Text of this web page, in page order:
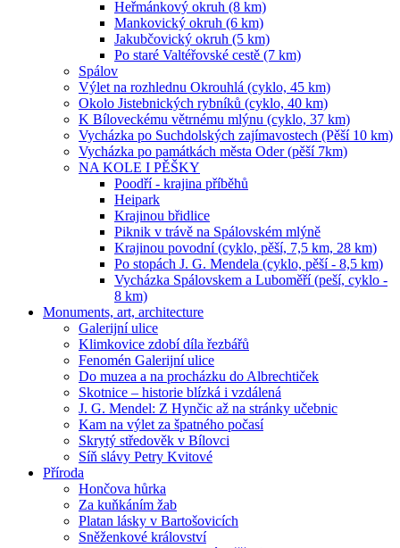
Heřmánkový okruh (8 km)
Mankovický okruh (6 km)
Jakubčovický okruh (5 km)
Po staré Valtéřovské cestě (7 km)
Spálov
Výlet na rozhlednu Okrouhlá (cyklo, 45 km)
Okolo Jistebnických rybníků (cyklo, 40 km)
K Bíloveckému větrnému mlýnu (cyklo, 37 km)
Vycházka po Suchdolských zajímavostech (Pěší 10 km)
Vycházka po památkách města Oder (pěší 7km)
NA KOLE I PĚŠKY
Poodří - krajina příběhů
Heipark
Krajinou břidlice
Piknik v trávě na Spálovském mlýně
Krajinou povodní (cyklo, pěší, 7,5 km, 28 km)
Po stopách J. G. Mendela (cyklo, pěší - 8,5 km)
Vycházka Spálovskem a Luboměří (peší, cyklo -
8 km)
Monuments, art, architecture
Galerijní ulice
Klimkovice zdobí díla řezbářů
Fenomén Galerijní ulice
Do muzea a na procházku do Albrechtiček
Skotnice – historie blízká i vzdálená
J. G. Mendel: Z Hynčic až na stránky učebnic
Kam na výlet za špatného počasí
Skrytý středověk v Bílovci
Síň slávy Petry Kvitové
Příroda
Hončova hůrka
Za kuňkáním žab
Platan lásky v Bartošovicích
Sněženkové království